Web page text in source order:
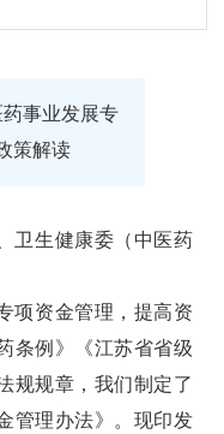
药事业发展专
策解读
卫生健康委（中医药
项资金管理，提高资
条例》《江苏省省级
规规章，我们制定了
管理办法》。现印发